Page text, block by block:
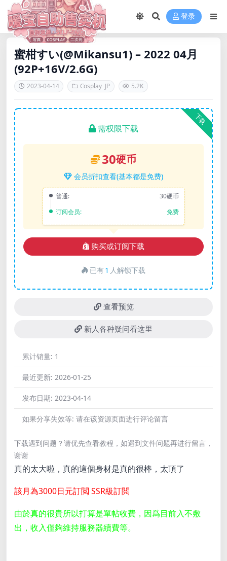
登录
蜜柑すい(@Mikansu1) – 2022 04月
(92P+16V/2.6G)
2023-04-14 Cosplay JP 5.2K
下载
需权限下载
30硬币
会员折扣查看(基本都是免费)
普通:
30硬币
订阅会员:
免费
购买或订阅下载
已有1 人解锁下载
查看预览
新人各种疑问看这里
累计销量: 1
最近更新: 2026-01-25
发布日期: 2023-04-14
如果分享失效等: 请在该资源页面进行评论留言
下载遇到问题？请优先查看教程，如遇到文件问题再进行留言，
谢谢
真的太大啦，真的這個身材是真的很棒，太頂了
該月為3000日元訂閲 SSR級訂閲
由於真的很貴所以打算是單帖收費，因爲目前入不敷
出，收入僅夠維持服務器續費等。